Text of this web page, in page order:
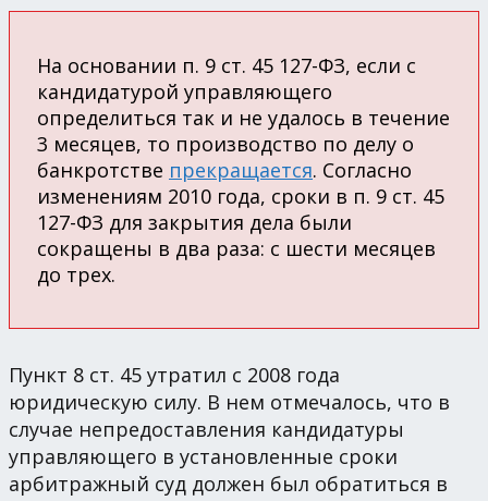
На основании п. 9 ст. 45 127-ФЗ, если с
кандидатурой управляющего
определиться так и не удалось в течение
3 месяцев, то производство по делу о
банкротстве прекращается. Согласно
изменениям 2010 года, сроки в п. 9 ст. 45
127-ФЗ для закрытия дела были
сокращены в два раза: с шести месяцев
до трех.
Пункт 8 ст. 45 утратил с 2008 года
юридическую силу. В нем отмечалось, что в
случае непредоставления кандидатуры
управляющего в установленные сроки
арбитражный суд должен был обратиться в